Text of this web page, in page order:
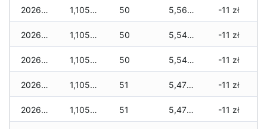
2026-05-03 1,105 zł 50 5,565 zł -11 zł
2026-05-02 1,105 zł 50 5,545 zł -11 zł
2026-05-01 1,105 zł 50 5,545 zł -11 zł
2026-04-30 1,105 zł 51 5,475 zł -11 zł
2026-04-29 1,105 zł 51 5,475 zł -11 zł